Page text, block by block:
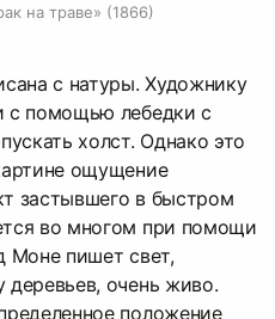
на траве» (1866)
с натуры. Художнику
с помощью лебедки с
холст. Однако это
ощущение
застывшего в быстром
во многом при помощи
Моне пишет свет,
деревьев, очень живо.
положение